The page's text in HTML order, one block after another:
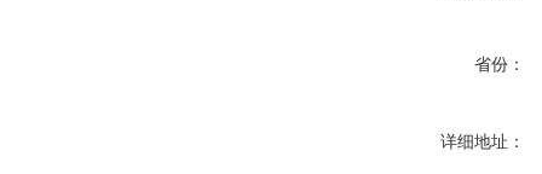
省份：
详细地址：